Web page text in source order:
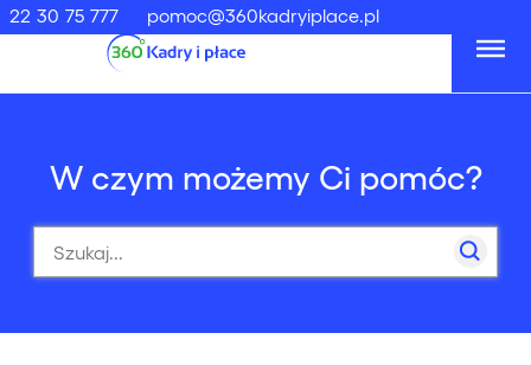
22 30 75 777 pomoc@360kadryiplace.pl
W czym możemy Ci pomóc?